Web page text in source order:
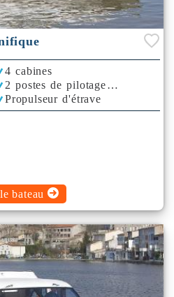
4 cabines
2 postes de pilotage
Propulseur d'étrave
Rafraichisseur d'Air
bateau